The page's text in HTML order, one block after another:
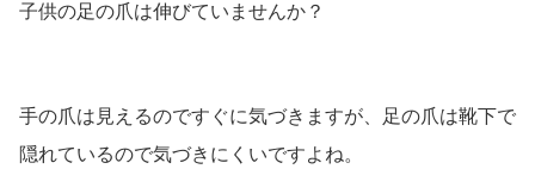
子供の足の爪は伸びていませんか？
手の爪は見えるのですぐに気づきますが、足の爪は靴下で
隠れているので気づきにくいですよね。